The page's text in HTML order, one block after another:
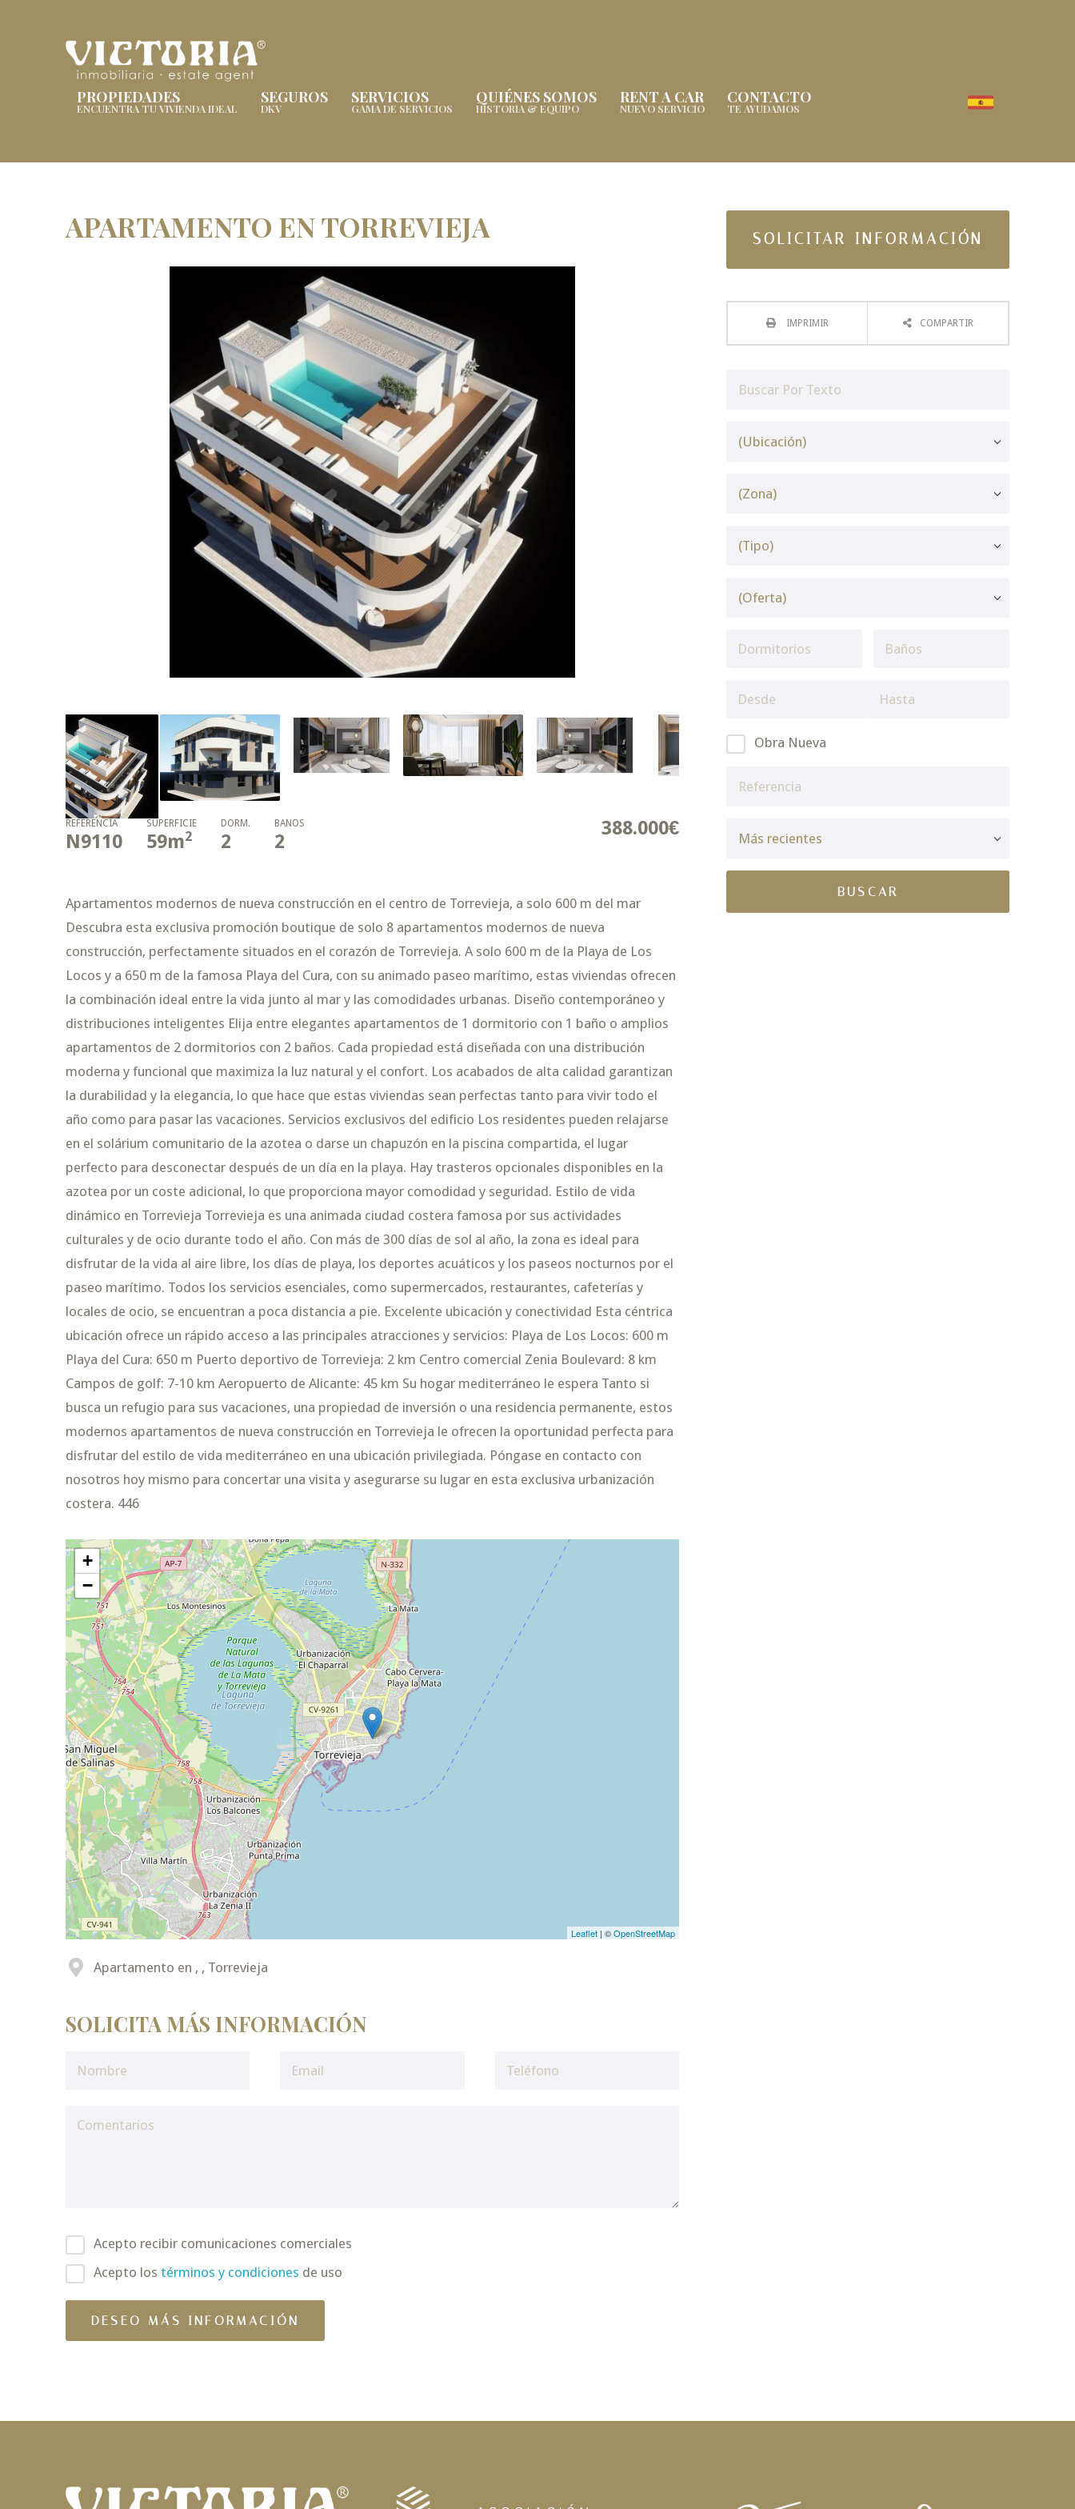
PROPIEDADES
ENCUENTRA TU VIVIENDA IDEAL
SEGUROS
DKV
SERVICIOS
GAMA DE SERVICIOS
QUIÉNES SOMOS
HISTORIA & EQUIPO
RENT A CAR
NUEVO SERVICIO
CONTACTO
TE AYUDAMOS
APARTAMENTO EN TORREVIEJA
388.000€
REFERENCIA
N9110
SUPERFICIE
59m2
DORM.
2
BAÑOS
2
Apartamentos modernos de nueva construcción en el centro de Torrevieja, a solo 600 m del mar
Descubra esta exclusiva promoción boutique de solo 8 apartamentos modernos de nueva
construcción, perfectamente situados en el corazón de Torrevieja. A solo 600 m de la Playa de Los
Locos y a 650 m de la famosa Playa del Cura, con su animado paseo marítimo, estas viviendas ofrecen
la combinación ideal entre la vida junto al mar y las comodidades urbanas. Diseño contemporáneo y
distribuciones inteligentes Elija entre elegantes apartamentos de 1 dormitorio con 1 baño o amplios
apartamentos de 2 dormitorios con 2 baños. Cada propiedad está diseñada con una distribución
moderna y funcional que maximiza la luz natural y el confort. Los acabados de alta calidad garantizan
la durabilidad y la elegancia, lo que hace que estas viviendas sean perfectas tanto para vivir todo el
año como para pasar las vacaciones. Servicios exclusivos del edificio Los residentes pueden relajarse
en el solárium comunitario de la azotea o darse un chapuzón en la piscina compartida, el lugar
perfecto para desconectar después de un día en la playa. Hay trasteros opcionales disponibles en la
azotea por un coste adicional, lo que proporciona mayor comodidad y seguridad. Estilo de vida
dinámico en Torrevieja Torrevieja es una animada ciudad costera famosa por sus actividades
culturales y de ocio durante todo el año. Con más de 300 días de sol al año, la zona es ideal para
disfrutar de la vida al aire libre, los días de playa, los deportes acuáticos y los paseos nocturnos por el
paseo marítimo. Todos los servicios esenciales, como supermercados, restaurantes, cafeterías y
locales de ocio, se encuentran a poca distancia a pie. Excelente ubicación y conectividad Esta céntrica
ubicación ofrece un rápido acceso a las principales atracciones y servicios: Playa de Los Locos: 600 m
Playa del Cura: 650 m Puerto deportivo de Torrevieja: 2 km Centro comercial Zenia Boulevard: 8 km
Campos de golf: 7-10 km Aeropuerto de Alicante: 45 km Su hogar mediterráneo le espera Tanto si
busca un refugio para sus vacaciones, una propiedad de inversión o una residencia permanente, estos
modernos apartamentos de nueva construcción en Torrevieja le ofrecen la oportunidad perfecta para
disfrutar del estilo de vida mediterráneo en una ubicación privilegiada. Póngase en contacto con
nosotros hoy mismo para concertar una visita y asegurarse su lugar en esta exclusiva urbanización
costera. 446
+
−
Leaflet | ©OpenStreetMap
Apartamento en , , Torrevieja
SOLICITA MÁS INFORMACIÓN
Acepto recibir comunicaciones comerciales
Acepto los términos y condiciones de uso
SOLICITAR INFORMACIÓN
IMPRIMIR COMPARTIR
Obra Nueva